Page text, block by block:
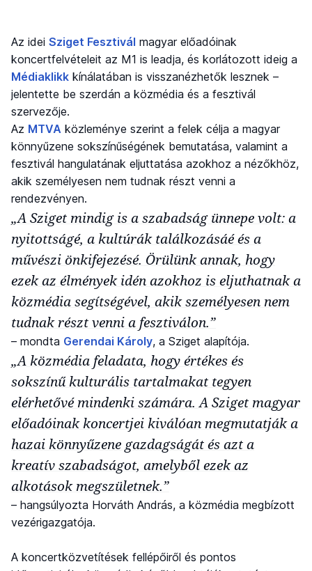
Az idei Sziget Fesztivál magyar előadóinak
koncertfelvételeit az M1 is leadja, és korlátozott ideig a
Médiaklikk kínálatában is visszanézhetők lesznek –
jelentette be szerdán a közmédia és a fesztivál
szervezője.
Az MTVA közleménye szerint a felek célja a magyar
könnyűzene sokszínűségének bemutatása, valamint a
fesztivál hangulatának eljuttatása azokhoz a nézőkhöz,
akik személyesen nem tudnak részt venni a
rendezvényen.
„A Sziget mindig is a szabadság ünnepe volt: a
nyitottságé, a kultúrák találkozásáé és a
művészi önkifejezésé. Örülünk annak, hogy
ezek az élmények idén azokhoz is eljuthatnak a
közmédia segítségével, akik személyesen nem
tudnak részt venni a fesztiválon.”
– mondta Gerendai Károly, a Sziget alapítója.
„A közmédia feladata, hogy értékes és
sokszínű kulturális tartalmakat tegyen
elérhetővé mindenki számára. A Sziget magyar
előadóinak koncertjei kiválóan megmutatják a
hazai könnyűzene gazdagságát és azt a
kreatív szabadságot, amelyből ezek az
alkotások megszületnek.”
– hangsúlyozta Horváth András, a közmédia megbízott
vezérigazgatója.
A koncertközvetítések fellépőiről és pontos